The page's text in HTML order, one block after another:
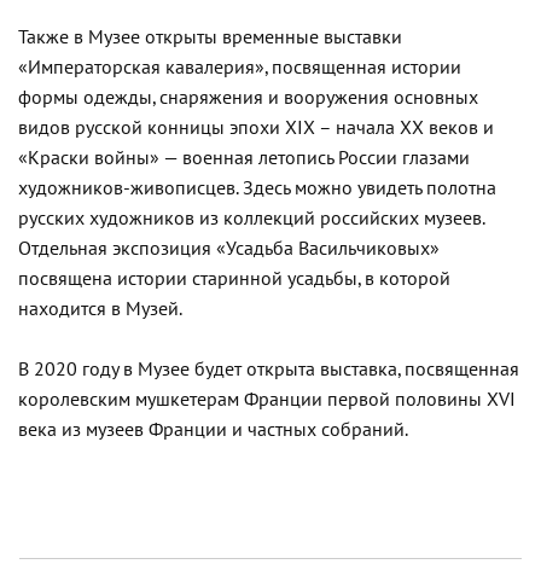
Также в Музее открыты временные выставки
«Императорская кавалерия», посвященная истории
формы одежды, снаряжения и вооружения основных
видов русской конницы эпохи XIX – начала XX веков и
«Краски войны» — военная летопись России глазами
художников-живописцев. Здесь можно увидеть полотна
русских художников из коллекций российских музеев.
Отдельная экспозиция «Усадьба Васильчиковых»
посвящена истории старинной усадьбы, в которой
находится в Музей.
В 2020 году в Музее будет открыта выставка, посвященная
королевским мушкетерам Франции первой половины XVI
века из музеев Франции и частных собраний.